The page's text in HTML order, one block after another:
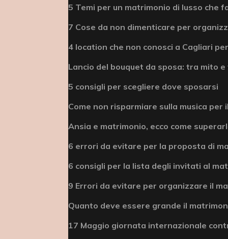
5 Temi per un matrimonio di lusso che
7 Cose da non dimenticare per
4 location che non conosci a Cagliari
Lancio del bouquet da sposa: tra mito e
5 consigli per scegliere dove sposarsi
Come non risparmiare sulla musica per
Ansia e matrimonio, ecco come
6 errori da evitare per la proposta di
6 consigli per la lista degli invitati al
9 Errori da evitare per organizzare il
Quanto deve essere grande il
17 Maggio giornata internazionale